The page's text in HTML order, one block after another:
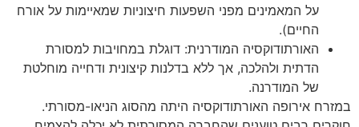
על המאמינים מפני השפעות חיצוניות שמאיימות על אורח
החיים).
האורתודוקסיה המודרנית: דוגלת במחויבות למסורת
הדתית ולהלכה, אך ללא בדלנות קיצונית ודחייה מוחלטת
של המודרנה.
במזרח אירופה האורתודוקסיה היתה מהסוג הניאו-מסורתי.